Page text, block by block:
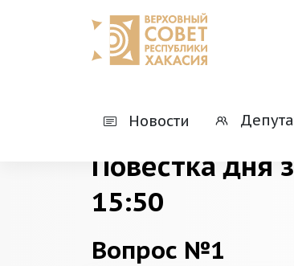
Новости
Повестка дня
15:50
Вопрос №1